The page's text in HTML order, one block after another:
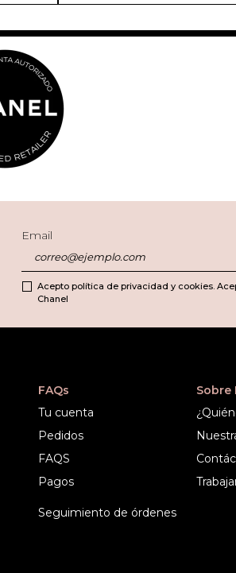
Email
Acepto política de privacidad y cookies.
Chanel
FAQs
Tu cuenta
Pedidos
FAQS
Pagos
Seguimiento de órdenes
Sobre